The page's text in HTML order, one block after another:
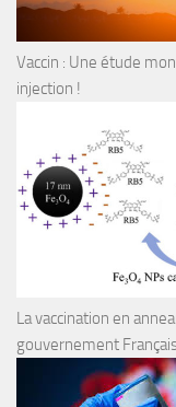
Vaccin : Une étude
injection !
La vaccination en
gouvernement